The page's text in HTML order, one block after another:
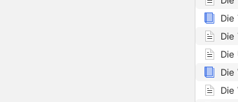
Die
Die
Die
Die